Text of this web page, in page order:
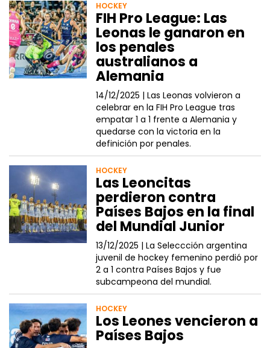
HOCKEY
FIH Pro League: Las
Leonas le ganaron en
los penales
australianos a
Alemania
14/12/2025 |Las Leonas volvieron a
celebrar en la FIH Pro League tras
empatar 1 a 1 frente a Alemania y
quedarse con la victoria en la
definición por penales.
HOCKEY
Las Leoncitas
perdieron contra
Países Bajos en la final
del Mundial Junior
13/12/2025 |La Seleccción argentina
juvenil de hockey femenino perdió por
2 a 1 contra Países Bajos y fue
subcampeona del mundial.
HOCKEY
Los Leones vencieron a
Países Bajos